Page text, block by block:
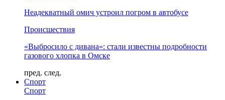
Неадекватный омич устроил погром в автобусе
Происшествия
«Выбросило с дивана»: стали известны подробности
газового хлопка в Омске
пред. след.
Спорт
Спорт